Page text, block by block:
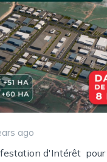
ago
d'Intérêt pour